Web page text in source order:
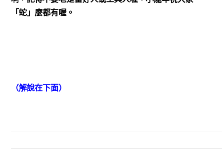
「蛇」麼都有喔。
（解說在下面）